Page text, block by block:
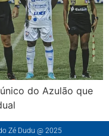
do Azulão que
Zé Dudu @ 2025